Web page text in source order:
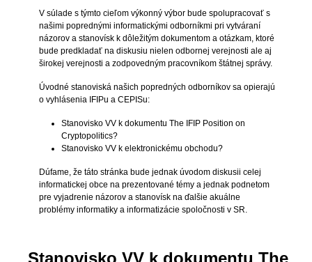
V súlade s týmto cieľom výkonný výbor bude spolupracovať s
našimi poprednými informatickými odborníkmi pri vytváraní
názorov a stanovísk k dôležitým dokumentom a otázkam, ktoré
bude predkladať na diskusiu nielen odbornej verejnosti ale aj
širokej verejnosti a zodpovedným pracovníkom štátnej správy.
Úvodné stanoviská našich popredných odborníkov sa opierajú
o vyhlásenia IFIPu a CEPISu:
Stanovisko VV k dokumentu The IFIP Position on
Cryptopolitics?
Stanovisko VV k elektronickému obchodu?
Dúfame, že táto stránka bude jednak úvodom diskusii celej
informatickej obce na prezentované témy a jednak podnetom
pre vyjadrenie názorov a stanovísk na ďalšie akuálne
problémy informatiky a informatizácie spoločnosti v SR.
Stanovisko VV k dokumentu The